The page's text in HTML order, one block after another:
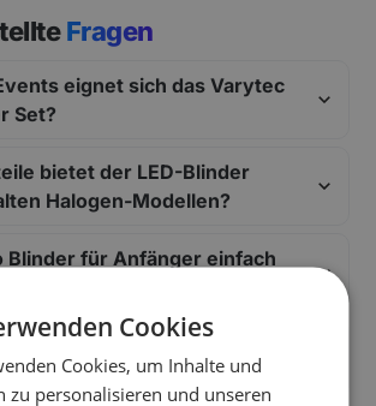
Fragen
eignet sich das Varytec
Set?
bietet der LED-Blinder
Halogen-Modellen?
Blinder für Anfänger einfach
und Anschlüsse benötige ich
Set?
Cookies
Cookies, um Inhalte und
zu personalisieren und unseren